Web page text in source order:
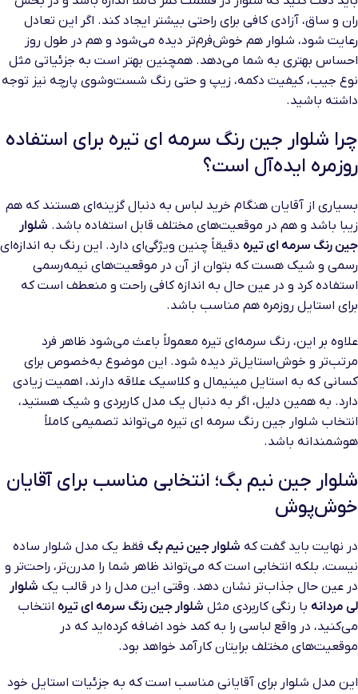
ران و ساق، آزادی کافی برای راحتی بیشتر ایجاد کند. اگر این تعادل
رعایت شود، شلوار هم خوش‌فرم‌تر دیده می‌شود و هم در طول روز
احساس بهتری به شما می‌دهد. همچنین بهتر است به جزئیاتی مثل
نوع جیب، کیفیت دکمه، زیپ و حتی رنگ شست‌وشوی پارچه نیز توجه
داشته باشید.
چرا شلوار جین رنگ سرمه ای تیره برای استفاده
روزمره ایده‌آل است؟
بسیاری از آقایان هنگام خرید لباس به دنبال گزینه‌ای هستند که هم
زیبا باشد و هم در موقعیت‌های مختلف قابل استفاده باشد. شلوار
جین رنگ سرمه ای تیره دقیقاً چنین ویژگی‌ای دارد. این رنگ به اندازه‌ای
رسمی و شیک هست که بتوان از آن در موقعیت‌های نیمه‌رسمی
استفاده کرد و در عین حال به اندازه کافی راحت و منعطف است که
برای استایل روزمره هم مناسب باشد.
علاوه بر این، رنگ سرمه‌ای تیره معمولاً باعث می‌شود ظاهر فرد
مرتب‌تر و خوش‌استایل‌تر دیده شود. این موضوع به‌خصوص برای
کسانی که به استایل مینیمال و کلاسیک علاقه دارند، اهمیت زیادی
دارد. به همین دلیل، اگر به دنبال یک مدل کاربردی و شیک هستید،
انتخاب شلوار جین رنگ سرمه ای تیره می‌تواند تصمیمی کاملاً
هوشمندانه باشد.
شلوار جین نیم بگ؛ انتخابی مناسب برای آقایان
خوش‌پوش
در نهایت باید گفت که شلوار جین نیم بگ فقط یک مدل شلوار ساده
نیست، بلکه انتخابی است که می‌تواند ظاهر شما را مدرن‌تر، راحت‌تر و
در عین حال جذاب‌تر نشان دهد. وقتی این مدل را در قالب یک شلوار
لی مردانه با رنگی کاربردی مثل شلوار جین رنگ سرمه ای تیره انتخاب
می‌کنید، در واقع لباسی را به کمد خود اضافه کرده‌اید که در
موقعیت‌های مختلف برایتان کارآمد خواهد بود.
این مدل شلوار برای آقایانی مناسب است که به جزئیات استایل خود